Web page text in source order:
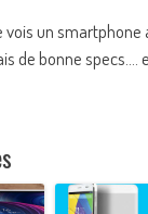
un smartphone
de bonne specs….